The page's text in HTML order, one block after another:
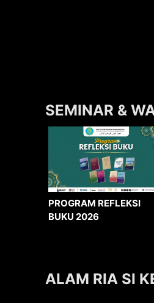
SEMINAR &
PROGRAM REFLEKSI
BUKU 2026
ALAM RIA SI